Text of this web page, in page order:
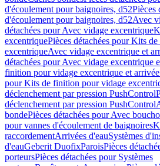
d'écoulement pour baignoires, d52Pièces
d'écoulement pour baignoires, d52Avec
détachées pour Avec vidage excentrique
excentriquePièces détachées pour Kits
excentriqueAvec vidage excentrique et
détachées pour Avec vidage excentrique
finition pour vidage excentrique et arrivée
pour Kits de finition pour vidage
déclenchement par pression PushControl
déclenchement par pression PushControl
bondePièces détachées pour Avec
pour vannes d'écoulement de baignoires
raccordementArrivées d'eauSystèmes
d'eauGeberit DuofixParoisPièces
porteursPièces détachées pour Systèmes